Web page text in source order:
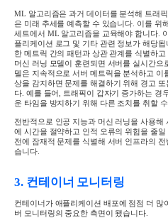
ML 알고리즘은 과거 데이터를 분석해 트래
은 미래 추세를 예측할 수 있습니다 이를 위
세트에서 ML 알고리즘을 교육해야 합니다.
플리케이션 로그 및 기타 관련 정보가 해당됩
한 메트릭 간의 패턴과 상관 관계를 식별하
머신 러닝 모델이 훈련되면 서버를 실시간으
델은 지속적으로 서버 메트릭을 분석하고 이
상을 감지하면 문제를 해결하기 위해 경고
다 예를 들어 트래픽이 갑자기 증가하는 경
운 타임을 방지하기 위해 다른 조치를 취할
전반적으로 인공 지능과 머신 러닝을 사용해
에 시간을 절약하고 인적 오류의 위험을 줄일
전에 잠재적 문제를 식별해 서버 인프라의
습니다.
3. 컨테이너 모니터링
컨테이너가 애플리케이션 배포에 점점 더 많
버 모니터링의 중요한 측면이 됐습니다